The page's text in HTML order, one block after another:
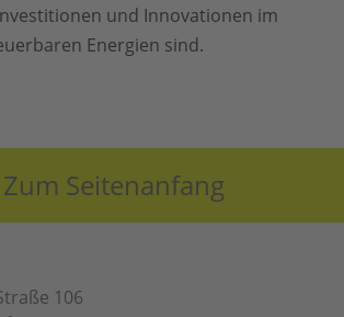
und Innovationen im
Energien sind.
Zum Seitenanfang
106